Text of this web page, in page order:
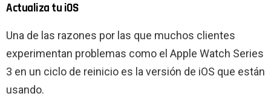
Actualiza tu iOS
Una de las razones por las que muchos clientes
experimentan problemas como el Apple Watch Series
3 en un ciclo de reinicio es la versión de iOS que están
usando.